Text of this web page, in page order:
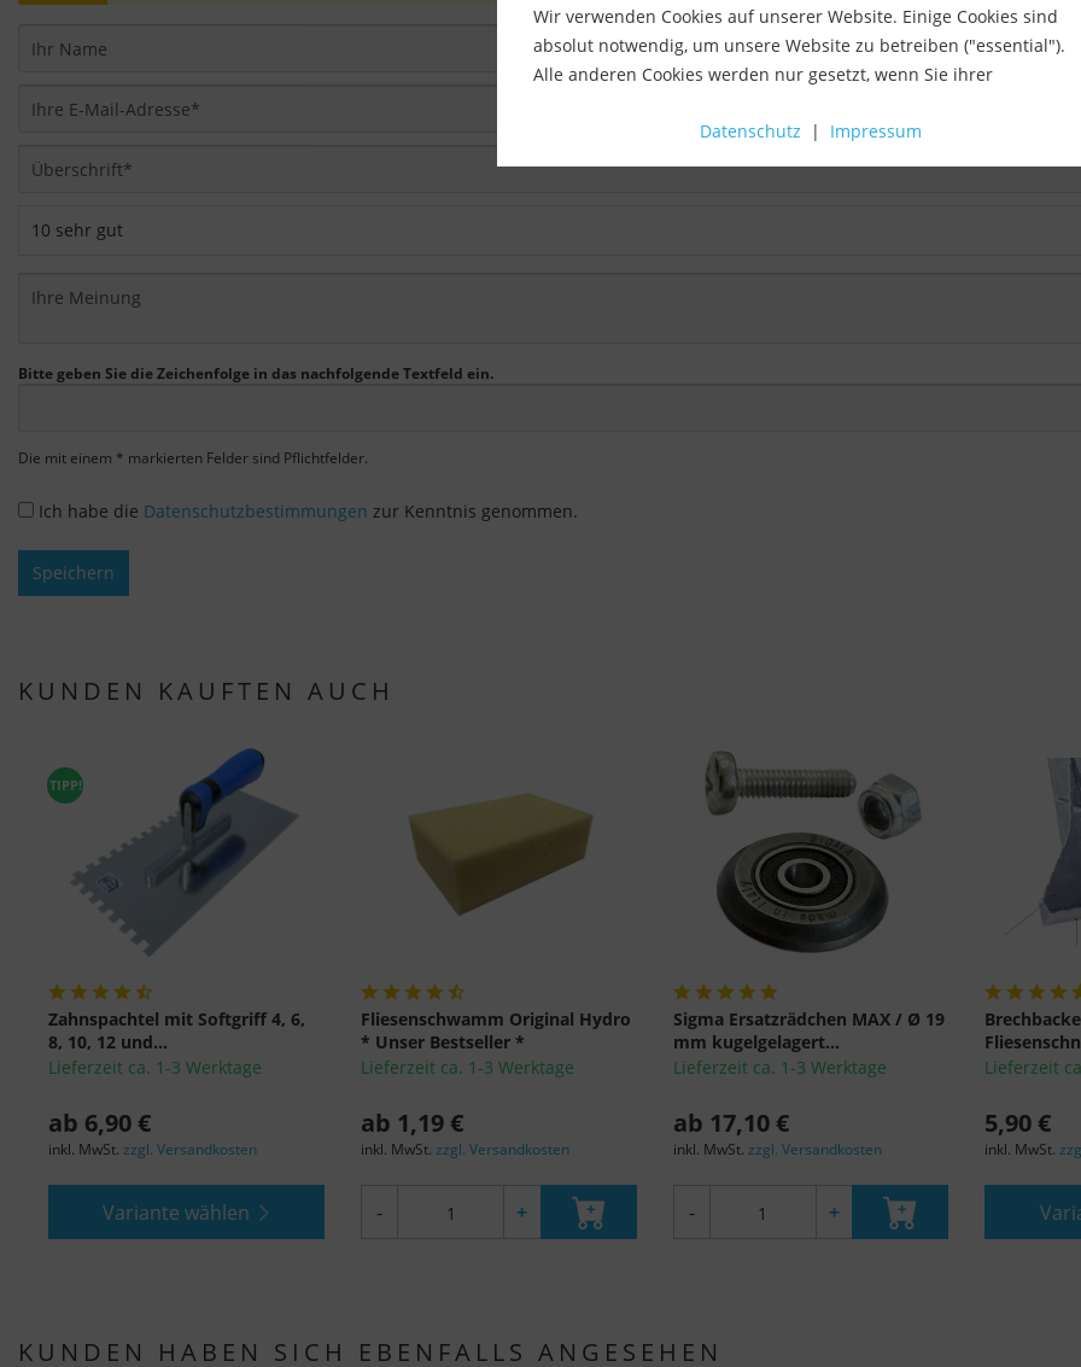
Bitte geben Sie die Zeichenfolge in das nachfolgende Textfeld ein.
Die mit einem * markierten Felder sind Pflichtfelder.
Ich habe die Datenschutzbestimmungen zur Kenntnis genommen.
Speichern
KUNDEN KAUFTEN AUCH
TIPP!
Zahnspachtel mit Softgriff 4, 6,
8, 10, 12 und...
Lieferzeit ca. 1-3 Werktage
ab 6,90 €
inkl. MwSt. zzgl. Versandkosten
Variante wählen
Fliesenschwamm Original Hydro
* Unser Bestseller *
Lieferzeit ca. 1-3 Werktage
ab 1,19 €
inkl. MwSt. zzgl. Versandkosten
- +
Sigma Ersatzrädchen MAX / Ø 19
mm kugelgelagert...
Lieferzeit ca. 1-3 Werktage
ab 17,10 €
inkl. MwSt. zzgl. Versandkosten
- +
Lieferzeit
5,90 €
inkl. MwSt.
KUNDEN HABEN SICH EBENFALLS ANGESEHEN
Wir verwenden Cookies auf unserer Website. Einige Cookies sind
absolut notwendig, um unsere Website zu betreiben ("essential").
Alle anderen Cookies werden nur gesetzt, wenn Sie ihrer
und das Nutzererlebnis zu verbessern. Dabei wird das
akzeptieren, stimmen Sie gemäß Art. 49 Abs. 1 S. 1 lit. a DSGVO ein,
dass Ihre Daten in den USA durch Google verarbeitet werden. Die
USA werden vom Europäischen Gerichtshof als ein Land mit einem
nach EU-Standards unzureichenden Datenschutzniveau eingestuft.
Es besteht insbesondere das Risiko, dass Ihre Daten von US-
Behörden zu Kontroll- und Überwachungszwecken, möglicherweise
ohne Rechtsmittel, verarbeitet werden. Wenn Sie auf "Nur
essenzielle Cookies akzeptieren" klicken, findet die oben
beschriebene Übertragung nicht statt.
Datenschutz | Impressum